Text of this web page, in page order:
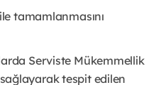
tamamlanmasını
Serviste Mükemmellik
tespit edilen